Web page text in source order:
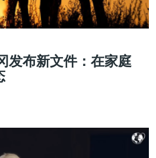
发布新文件：在家庭